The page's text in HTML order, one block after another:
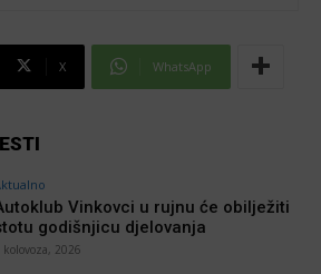
X WhatsApp
Vinkovci u rujnu će obilježiti
godišnjicu djelovanja
kolovoza, 2026